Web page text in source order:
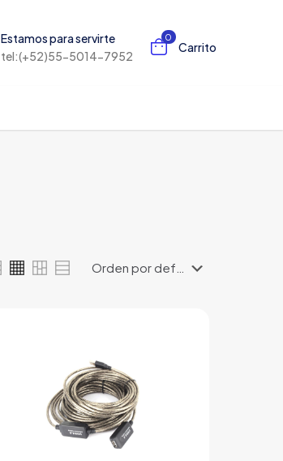
Estamos para servirte
tel:(+52)55-5014-7952
0
Carrito